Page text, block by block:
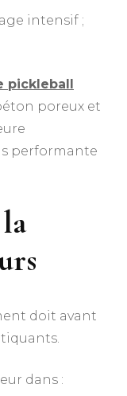
intensif ;
poreux et
performante
doit avant
dans :